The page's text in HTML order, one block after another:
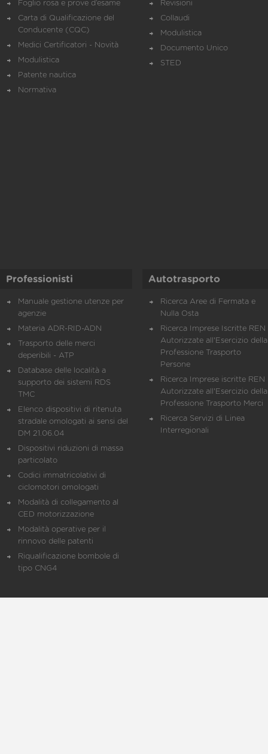
Foglio rosa e prove d’esame
Carta di Qualificazione del
Conducente (CQC)
Medici Certificatori - Novità
Modulistica
Patente nautica
Normativa
Revisioni
Collaudi
Modulistica
Documento Unico
STED
Professionisti
Manuale gestione utenze per
agenzie
Materia ADR-RID-ADN
Trasporto delle merci
deperibili - ATP
Database delle località a
supporto dei sistemi RDS
TMC
Elenco dispositivi di ritenuta
stradale omologati ai sensi del
DM 21.06.04
Dispositivi riduzioni di massa
particolato
Codici immatricolativi di
ciclomotori omologati
Modalità di collegamento al
CED motorizzazione
Modalità operative per il
rinnovo delle patenti
Riqualificazione bombole di
tipo CNG4
Autotrasporto
Ricerca Aree di Fermata e
Nulla Osta
Ricerca Imprese Iscritte REN
Autorizzate all'Esercizio della
Professione Trasporto
Persone
Ricerca Imprese iscritte REN
Autorizzate all'Esercizio della
Professione Trasporto Merci
Ricerca Servizi di Linea
Interregionali